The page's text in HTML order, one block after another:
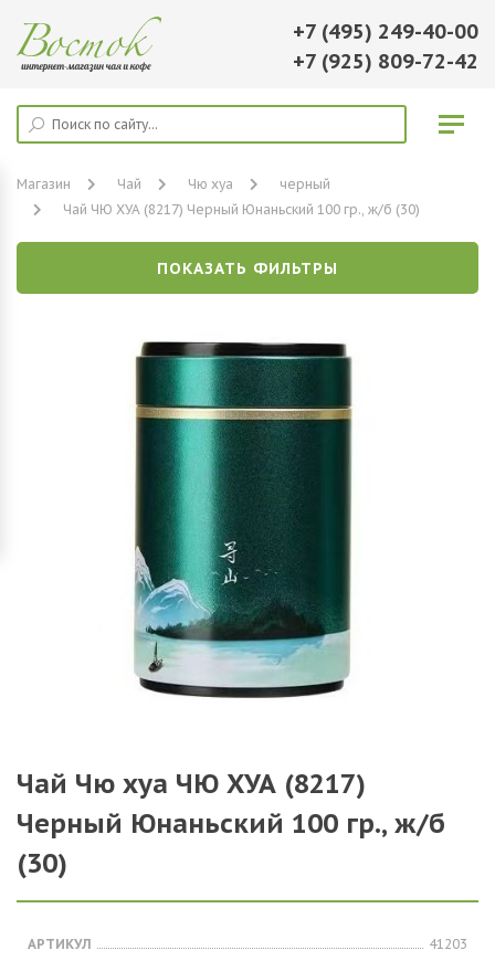
+7 (495) 249-40-00
+7 (925) 809-72-42
Магазин Чай Чю хуа
черный
Чай ЧЮ ХУА (8217) Черный Юнаньский 100 гр., ж/б (30)
ПОКАЗАТЬ ФИЛЬТРЫ
Чай Чю хуа ЧЮ ХУА (8217)
Черный Юнаньский 100 гр., ж/б
(30)
АРТИКУЛ
41203